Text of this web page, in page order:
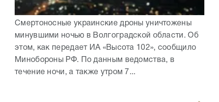
Смертоносные украинские дроны уничтожены
минувшими ночью в Волгоградской области. Об
этом, как передает ИА «Высота 102», сообщило
Минобороны РФ. По данным ведомства, в
течение ночи, а также утром 7...